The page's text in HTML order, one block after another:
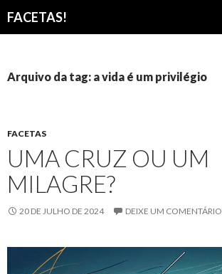
FACETAS!
CONTEÚDO
Arquivo da tag: a vida é um privilégio
FACETAS
UMA CRUZ OU UM
MILAGRE?
20 DE JULHO DE 2024 DEIXE UM COMENTÁRIO